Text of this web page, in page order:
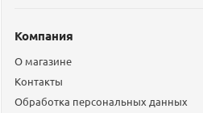
Компания
О магазине
Контакты
Обработка персональных данных